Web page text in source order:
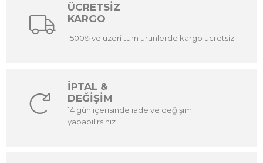
ÜCRETSİZ
KARGO
1500₺ ve üzeri tüm ürünlerde kargo ücretsiz.
İPTAL &
DEĞİŞİM
14 gün içerisinde iade ve değişim
yapabilirsiniz